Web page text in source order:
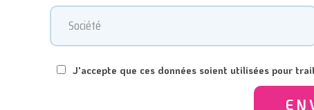
J'accepte que ces données soient utilisées pour